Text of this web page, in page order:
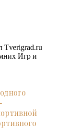
Tverigrad.ru
Игр и